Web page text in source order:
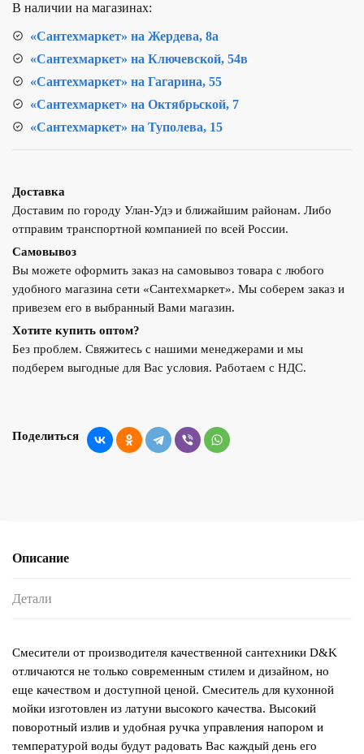
В наличии на магазинах:
«Сантехмаркет» на Жердева, 8а
«Сантехмаркет» на Ключевской, 54в
«Сантехмаркет» на Гагарина, 55
«Сантехмаркет» на Октябрьской, 7
«Сантехмаркет» на Туполева, 15
Доставка
Доставим по городу Улан-Удэ и ближайшим районам. Либо
отправим транспортной компанией по всей России.
Самовывоз
Вы можете оформить заказ на самовывоз товара с любого
удобного магазина сети «Сантехмаркет». Мы соберем заказ и
привезем его в выбранный Вами магазин.
Хотите купить оптом?
Без проблем. Свяжитесь с нашими менеджерами и мы
подберем выгодные для Вас условия. Работаем с НДС.
Поделиться
Описание
Детали
Смесители от производителя качественной сантехники D&K
отличаются не только современным стилем и дизайном, но
еще качеством и доступной ценой. Смеситель для кухонной
мойки изготовлен из латуни высокого качества. Высокий
поворотный излив и удобная ручка управления напором и
температурой воды будут радовать Вас каждый день его